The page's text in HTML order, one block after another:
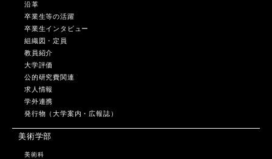
沿革
卒業生等の活躍
卒業生インタビュー
組織図・定員
教員紹介
大学評価
公的研究費関連
求人情報
学外連携
発行物（大学案内・広報誌）
美術学部
美術科